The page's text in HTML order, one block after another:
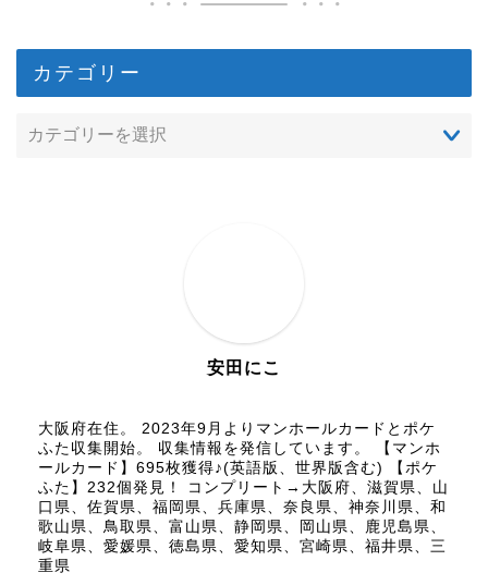
カテゴリー
安田にこ
大阪府在住。 2023年9月よりマンホールカードとポケ
ふた収集開始。 収集情報を発信しています。 【マンホ
ールカード】695枚獲得♪(英語版、世界版含む) 【ポケ
ふた】232個発見！ コンプリート→大阪府、滋賀県、山
口県、佐賀県、福岡県、兵庫県、奈良県、神奈川県、和
歌山県、鳥取県、富山県、静岡県、岡山県、鹿児島県、
岐阜県、愛媛県、徳島県、愛知県、宮崎県、福井県、三
重県